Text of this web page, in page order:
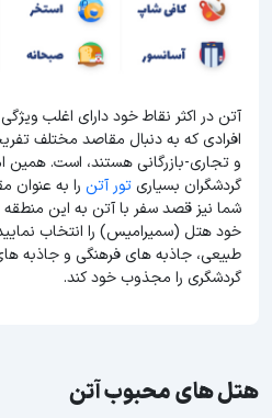
آتن در اکثر نقاط خود دارای اغلب
افرادی که به دنبال مقاصد مختلف
و تجاری-بازرگانی هستند، است. همین
گردشگران بسیاریتور آتن را به عنوان
شما نیز قصد سفر با آتن به این منطقه
خود هتل (سمیرامیس) را انتخاب
طبیعی، جاذبه های فرهنگی و جاذبه
گردشگری را مجذوب خود کند.
هتل های محبوب آتن